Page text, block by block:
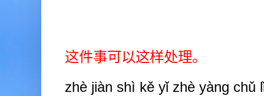
这件事可以这样处理。
zhè jiàn shì kě yǐ zhè yàng chǔ